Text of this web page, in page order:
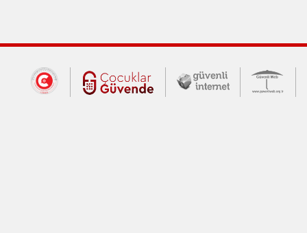
Dış Bağlantılar
Cumhurbaşkanlığı İletişim Merkezi
Çocuklar Güvende (yeni
Güvenli